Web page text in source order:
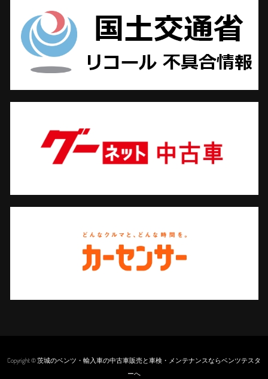
Copyright © 茨城のベンツ・輸入車の中古車販売と車検・メンテナンスならベンツテスタ
ーへ